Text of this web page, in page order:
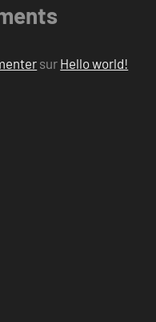
sur Hello world!